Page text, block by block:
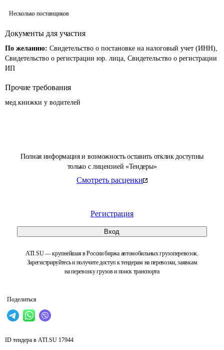
Полная информация и возможность оставить отклик доступны
только с лицензией «Тендеры»
Смотреть расценки
Регистрация
Вход
ATI.SU — крупнейшая в России биржа автомобильных грузоперевозок.
Зарегистрируйтесь и получите доступ к тендерам на перевозки, заявкам
на перевозку грузов и поиск транспорта
Поделиться
Несколько поставщиков
Документы для участия
По желанию: Свидетельство о постановке на налоговый учет (ИНН),
Свидетельство о регистрации юр. лица, Свидетельство о регистрации
ИП
Прочие требования
мед.книжки у водителей
ID тендера в ATI.SU 17944